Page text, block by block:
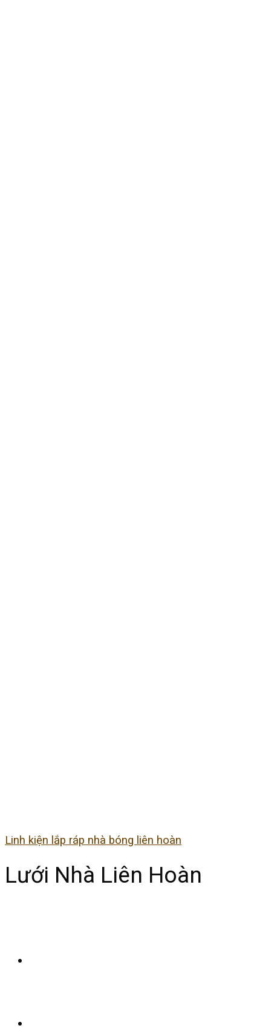
Linh kiện lắp ráp nhà bóng liên hoàn
Lưới Nhà Liên Hoàn